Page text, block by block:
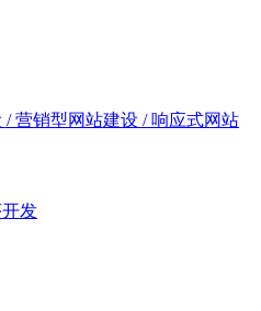
营销型网站建设 / 响应式网站
发